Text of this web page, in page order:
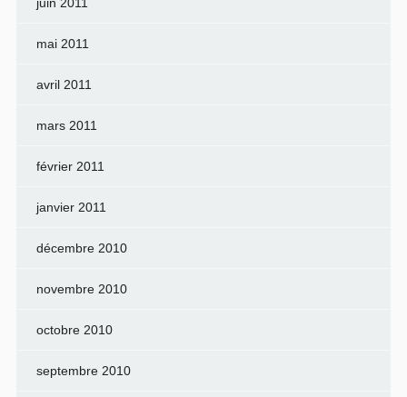
juin 2011
mai 2011
avril 2011
mars 2011
février 2011
janvier 2011
décembre 2010
novembre 2010
octobre 2010
septembre 2010